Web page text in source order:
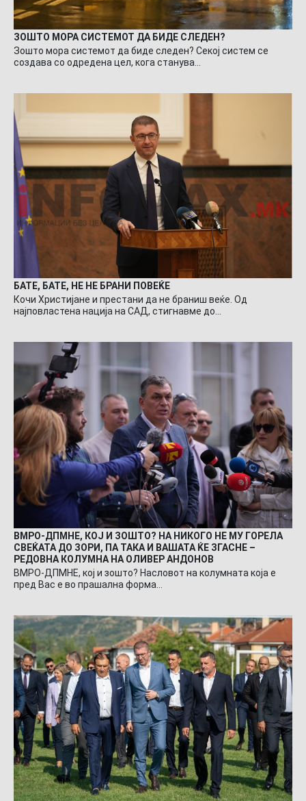
ЗОШТО МОРА СИСТЕМОТ ДА БИДЕ СЛЕДЕН?
Зошто мора системот да биде следен? Секој систем се
создава со одредена цел, кога станува…
БАТЕ, БАТЕ, НЕ НЕ БРАНИ ПОВЕЌЕ
Кочи Христијане и престани да не браниш веќе. Од
најповластена нација на САД, стигнавме до…
ВМРО-ДПМНЕ, КОЈ И ЗОШТО? НА НИКОГО НЕ МУ ГОРЕЛА
СВЕЌАТА ДО ЗОРИ, ПА ТАКА И ВАШАТА ЌЕ ЗГАСНЕ –
РЕДОВНА КОЛУМНА НА ОЛИВЕР АНДОНОВ
ВМРО-ДПМНЕ, кој и зошто? Насловот на колумната која е
пред Вас е во прашална форма…